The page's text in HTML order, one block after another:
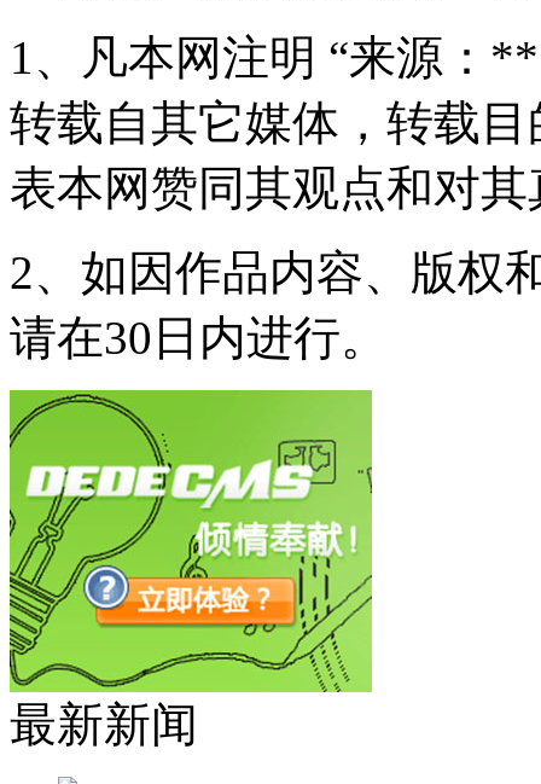
1、凡本网注明 “来源：
转载自其它媒体，转载
表本网赞同其观点和对
2、如因作品内容、版权
请在30日内进行。
最新新闻